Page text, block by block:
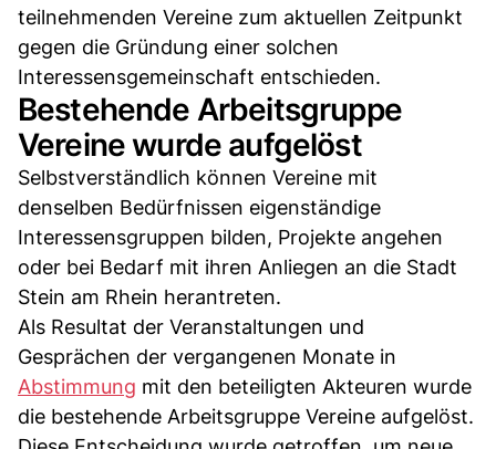
teilnehmenden Vereine zum aktuellen Zeitpunkt
gegen die Gründung einer solchen
Interessensgemeinschaft entschieden.
Bestehende Arbeitsgruppe
Vereine wurde aufgelöst
Selbstverständlich können Vereine mit
denselben Bedürfnissen eigenständige
Interessensgruppen bilden, Projekte angehen
oder bei Bedarf mit ihren Anliegen an die Stadt
Stein am Rhein herantreten.
Als Resultat der Veranstaltungen und
Gesprächen der vergangenen Monate in
Abstimmung mit den beteiligten Akteuren wurde
die bestehende Arbeitsgruppe Vereine aufgelöst.